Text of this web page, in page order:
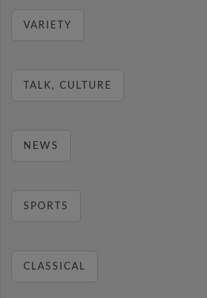
VARIETY
TALK, CULTURE
NEWS
SPORTS
CLASSICAL